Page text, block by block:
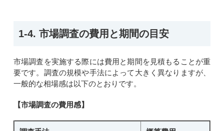
1-4. 市場調査の費用と期間の目安
市場調査を実施する際には費用と期間を見積もることが重
要です。調査の規模や手法によって大きく異なりますが、
一般的な相場感は以下のとおり です。
【市場調査の費用感】